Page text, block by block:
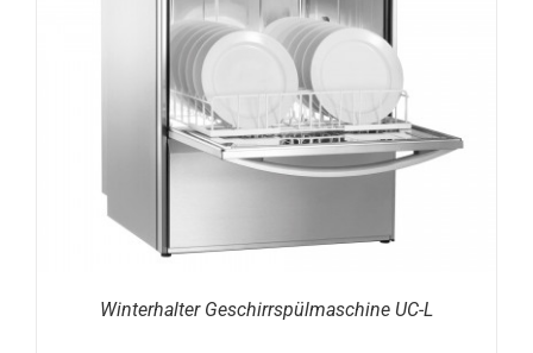
DETAILS
Winterhalter Geschirrspülmaschine UC-L